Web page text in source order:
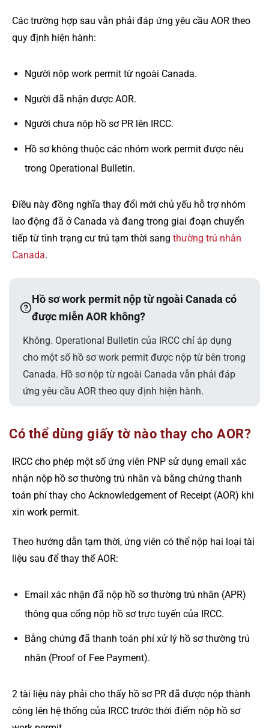
Các trường hợp sau vẫn phải đáp ứng yêu cầu AOR theo
quy định hiện hành:
Người nộp work permit từ ngoài Canada.
Người đã nhận được AOR.
Người chưa nộp hồ sơ PR lên IRCC.
Hồ sơ không thuộc các nhóm work permit được nêu
trong Operational Bulletin.
Điều này đồng nghĩa thay đổi mới chủ yếu hỗ trợ nhóm
lao động đã ở Canada và đang trong giai đoạn chuyển
tiếp từ tình trạng cư trú tạm thời sang thường trú nhân
Canada.
Hồ sơ work permit nộp từ ngoài Canada có
được miễn AOR không?
Không. Operational Bulletin của IRCC chỉ áp dụng
cho một số hồ sơ work permit được nộp từ bên trong
Canada. Hồ sơ nộp từ ngoài Canada vẫn phải đáp
ứng yêu cầu AOR theo quy định hiện hành.
Có thể dùng giấy tờ nào thay cho AOR?
IRCC cho phép một số ứng viên PNP sử dụng email xác
nhận nộp hồ sơ thường trú nhân và bằng chứng thanh
toán phí thay cho Acknowledgement of Receipt (AOR) khi
xin work permit.
Theo hướng dẫn tạm thời, ứng viên có thể nộp hai loại tài
liệu sau để thay thế AOR:
Email xác nhận đã nộp hồ sơ thường trú nhân (APR)
thông qua cổng nộp hồ sơ trực tuyến của IRCC.
Bằng chứng đã thanh toán phí xử lý hồ sơ thường trú
nhân (Proof of Fee Payment).
2 tài liệu này phải cho thấy hồ sơ PR đã được nộp thành
công lên hệ thống của IRCC trước thời điểm nộp hồ sơ